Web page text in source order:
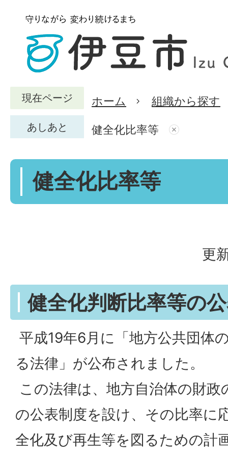
現在ページ ホーム 組織から探す
あしあと 健全化比率等
健全化比率等
更
健全化判断比率等の
平成19年6月に「地方公共団体
る法律」が公布されました。
この法律は、地方自治体の財
の公表制度を設け、その比率に
全化及び再生等を図るための計